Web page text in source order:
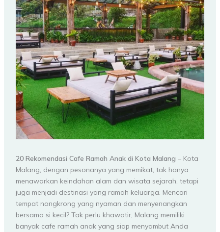
20 Rekomendasi Cafe Ramah Anak di Kota Malang – Kota
Malang, dengan pesonanya yang memikat, tak hanya
menawarkan keindahan alam dan wisata sejarah, tetapi
juga menjadi destinasi yang ramah keluarga. Mencari
tempat nongkrong yang nyaman dan menyenangkan
bersama si kecil? Tak perlu khawatir, Malang memiliki
banyak cafe ramah anak yang siap menyambut Anda